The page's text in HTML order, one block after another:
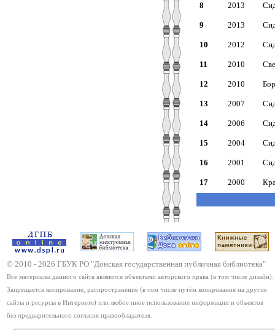
8 2013
9 2013
10 2012
11 2010
12 2010
13 2007
14 2006
15 2004
16 2001
17 2000
© 2010 - 2026 ГБУК РО "Донская государственная публичная библиотека"
Все материалы данного сайта являются объектами авторского права (в том числе дизайн).
Запрещается копирование, распространение (в том числе путём копирования на другие
сайты и ресурсы в Интернете) или любое иное использование информации и объектов
без предварительного согласия правообладателя.